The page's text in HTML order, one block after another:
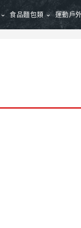
食品麵包類 運動戶